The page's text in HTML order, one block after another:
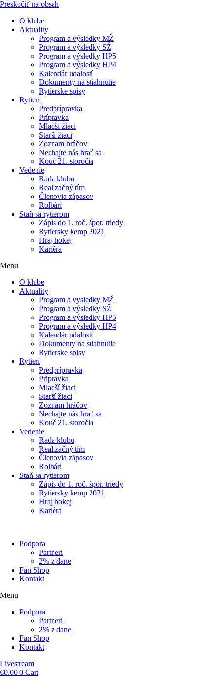
Preskočiť na obsah
O klube
Aktuality
Program a výsledky MŽ
Program a výsledky SŽ
Program a výsledky HP5
Program a výsledky HP4
Kalendár udalostí
Dokumenty na stiahnutie
Rytierske spisy
Rytieri
Predprípravka
Prípravka
Mladší žiaci
Starší žiaci
Zoznam hráčov
Nechajte nás hrať sa
Kouč 21. storočia
Vedenie
Rada klubu
Realizačný tím
Členovia zápasov
Rolbári
Staň sa rytierom
Zápis do 1. roč. špor. triedy
Rytiersky kemp 2021
Hraj hokej
Kariéra
Menu
O klube
Aktuality
Program a výsledky MŽ
Program a výsledky SŽ
Program a výsledky HP5
Program a výsledky HP4
Kalendár udalostí
Dokumenty na stiahnutie
Rytierske spisy
Rytieri
Predprípravka
Prípravka
Mladší žiaci
Starší žiaci
Zoznam hráčov
Nechajte nás hrať sa
Kouč 21. storočia
Vedenie
Rada klubu
Realizačný tím
Členovia zápasov
Rolbári
Staň sa rytierom
Zápis do 1. roč. špor. triedy
Rytiersky kemp 2021
Hraj hokej
Kariéra
Podpora
Partneri
2% z dane
Fan Shop
Kontakt
Menu
Podpora
Partneri
2% z dane
Fan Shop
Kontakt
Livestream
€0.00 0 Cart